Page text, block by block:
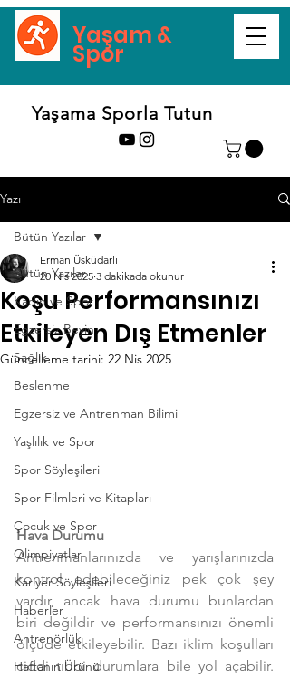
Yaşam &
Spor
Yaşama Sporla Tutun
Yazı
Bütün Yazılar
Kadın ve Spor
Egzersiz Beyin
Sağlık
Beslenme
Egzersiz ve Antrenman Bilimi
Yaşlılık ve Spor
Spor Söyleşileri
Spor Filmleri ve Kitapları
Çocuk ve Spor
Olimpiyatlar
Kariyer Söyleşileri
Haberler
Antrenörlük
Haftanın Ürünü
Bütün Yazılar
Koşu Performansınızı
Etkileyen Dış Etmenler
Erman Üsküdarlı
20 Nis 2025 3 dakikada okunur
Güncelleme tarihi: 22 Nis 2025
Hava Durumu
Antrenmanlarınızda ve yarışlarınızda
kontrol edebileceğiniz pek çok şey
vardır, ancak hava durumu bunlardan
biri değildir ve performansınızı önemli
ölçüde etkileyebilir. Bazı iklim koşulları
ciddi tıbbi durumlara bile yol açabilir.